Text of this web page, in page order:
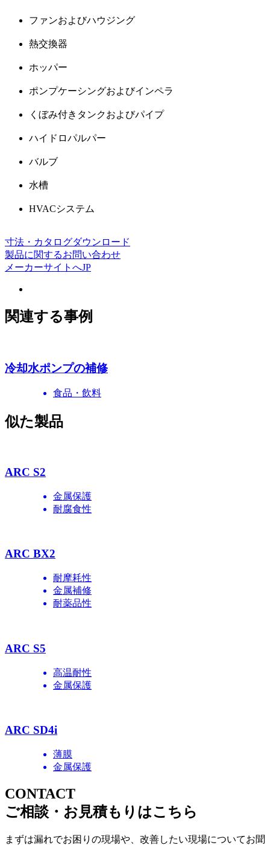
ファンおよびハウジング
熱交換器
ホッパー
ポンプケーシングおよびインペラ
くぼみ付きタンクおよびパイプ
ハイドロパルパー
バルブ
水槽
HVACシステム
寸法・カタログダウンロード
製品に関するお問い合わせ
メーカーサイトへJP
関連する事例
冷却水ポンプの補修
食品・飲料
似た製品
ARC S2
金属保護
耐腐食性
ARC BX2
耐摩耗性
金属補修
耐薬品性
ARC S5
高温耐性
金属保護
ARC SD4i
薄膜
金属保護
CONTACT
ご相談・お見積もりはこちら
まずは漏れでお困りの現場や、改善したい現場についてお聞